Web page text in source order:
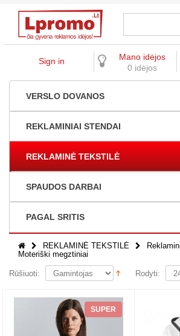
Sign in
Mano idėjos
0 idėjos
VERSLO DOVANOS
REKLAMINIAI STENDAI
REKLAMINĖ TEKSTILĖ
SPAUDOS DARBAI
PAGAL SRITIS
REKLAMINĖ TEKSTILĖ
Moteriški megztiniai
Rūšiuoti: Rodyti:
SUPER